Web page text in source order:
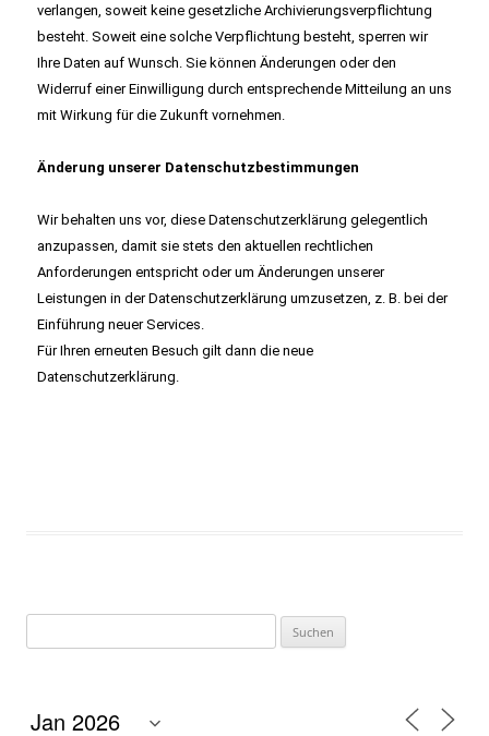
verlangen, soweit keine gesetzliche Archivierungsverpflichtung
besteht. Soweit eine solche Verpflichtung besteht, sperren wir
Ihre Daten auf Wunsch. Sie können Änderungen oder den
Widerruf einer Einwilligung durch entsprechende Mitteilung an uns
mit Wirkung für die Zukunft vornehmen.
Änderung unserer Datenschutzbestimmungen
Wir behalten uns vor, diese Datenschutzerklärung gelegentlich
anzupassen, damit sie stets den aktuellen rechtlichen
Anforderungen entspricht oder um Änderungen unserer
Leistungen in der Datenschutzerklärung umzusetzen, z. B. bei der
Einführung neuer Services.
Für Ihren erneuten Besuch gilt dann die neue
Datenschutzerklärung.